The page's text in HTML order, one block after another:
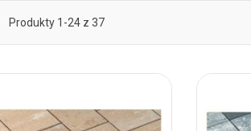
Produkty 1 -24 z 37